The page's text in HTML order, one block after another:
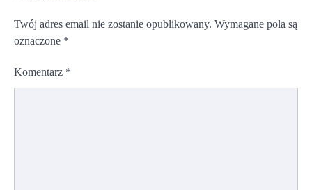
Twój adres email nie zostanie opublikowany. Wymagane pola są
oznaczone *
Komentarz *